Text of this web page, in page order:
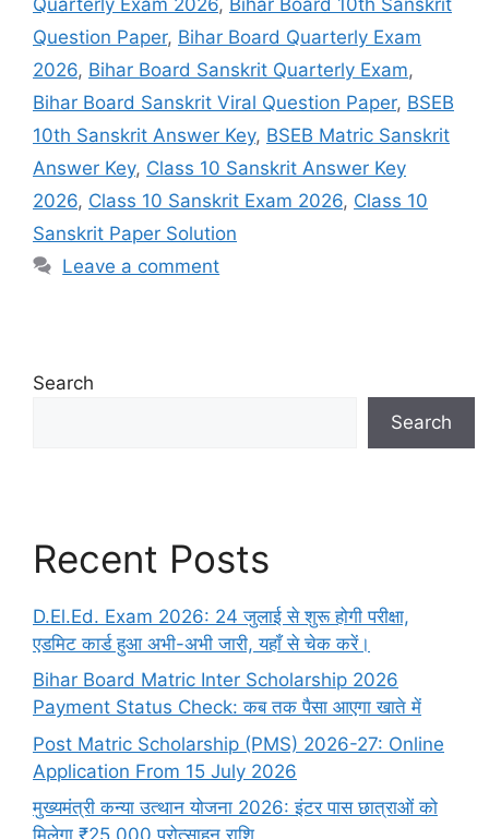
Question Paper, Bihar Board Quarterly Exam
2026, Bihar Board Sanskrit Quarterly Exam,
Bihar Board Sanskrit Viral Question Paper, BSEB
10th Sanskrit Answer Key, BSEB Matric Sanskrit
Answer Key, Class 10 Sanskrit Answer Key
2026, Class 10 Sanskrit Exam 2026, Class 10
Sanskrit Paper Solution
Leave a comment
Search
Search
Recent Posts
D.El.Ed. Exam 2026: 24 जुलाई से शुरू होगी परीक्षा,
एडमिट कार्ड हुआ अभी-अभी जारी, यहाँ से चेक करें।
Bihar Board Matric Inter Scholarship 2026
Payment Status Check: कब तक पैसा आएगा खाते में
Post Matric Scholarship (PMS) 2026-27: Online
Application From 15 July 2026
मुख्यमंत्री कन्या उत्थान योजना 2026: इंटर पास छात्राओं को